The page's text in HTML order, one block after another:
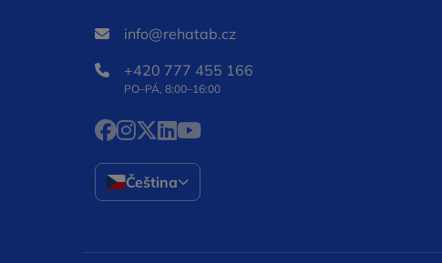
info@rehatab.cz
+420 777 455 166
PO–PÁ, 8:00–16:00
Facebook Otevře se v novém okně
Instagram Otevře se v novém okně
X Otevře se v novém okně
LinkedIn Otevře se v novém okně
YouTube Otevře se v novém okně
Čeština